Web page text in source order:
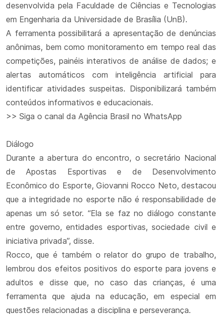
desenvolvida pela Faculdade de Ciências e Tecnologias
em Engenharia da Universidade de Brasília (UnB).
A ferramenta possibilitará a apresentação de denúncias
anônimas, bem como monitoramento em tempo real das
competições, painéis interativos de análise de dados; e
alertas automáticos com inteligência artificial para
identificar atividades suspeitas. Disponibilizará também
conteúdos informativos e educacionais.
>> Siga o canal da Agência Brasil no WhatsApp
Diálogo
Durante a abertura do encontro, o secretário Nacional
de Apostas Esportivas e de Desenvolvimento
Econômico do Esporte, Giovanni Rocco Neto, destacou
que a integridade no esporte não é responsabilidade de
apenas um só setor. “Ela se faz no diálogo constante
entre governo, entidades esportivas, sociedade civil e
iniciativa privada”, disse.
Rocco, que é também o relator do grupo de trabalho,
lembrou dos efeitos positivos do esporte para jovens e
adultos e disse que, no caso das crianças, é uma
ferramenta que ajuda na educação, em especial em
questões relacionadas a disciplina e perseverança.